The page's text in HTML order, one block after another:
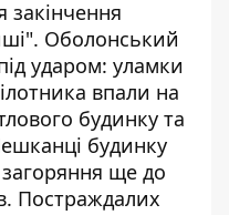
закінчення
Оболонський
ударом: уламки
впали на
будинку та
будинку
загоряння ще до
Постраждалих